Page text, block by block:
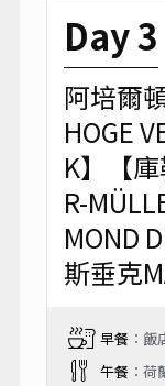
Day 3
阿培爾
HOGE
K】【
R-
MOND
斯垂克
早餐：飯
午餐：荷